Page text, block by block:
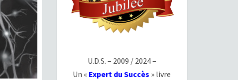
U.D.S. – 2009 / 2024 –
Un « Expert du Succès » livre